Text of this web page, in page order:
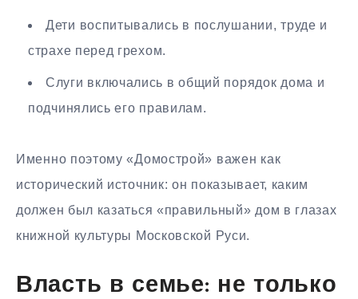
Дети воспитывались в послушании, труде и
страхе перед грехом.
Слуги включались в общий порядок дома и
подчинялись его правилам.
Именно поэтому «Домострой» важен как
исторический источник: он показывает, каким
должен был казаться «правильный» дом в глазах
книжной культуры Московской Руси.
Власть в семье: не только